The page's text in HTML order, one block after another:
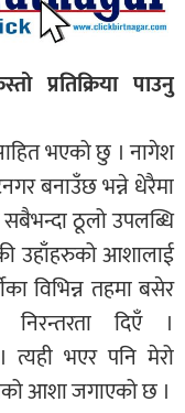
प्रतिक्रिया पाउनु
भएको छु । नागेश
बनाउँछ भन्ने धेरैमा
ठूलो उपलब्धि
उहाँहरुको आशालाई
विभिन्न तहमा बसेर
निरन्तरता दिएँ ।
त्यही भएर पनि मेरो
आशा जगाएको छ ।